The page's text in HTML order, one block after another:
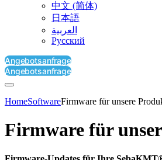
中文 (简体)
日本語
العربية‏
Русский
Angebotsanfrage
Angebotsanfrage
HomeSoftwareFirmware für unsere
Firmware für